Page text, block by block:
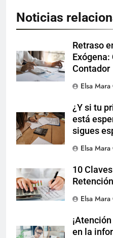
Noticias
Retraso
Contador
Elsa
¿Y si tu
está
sigues
Elsa
10
Elsa
en la